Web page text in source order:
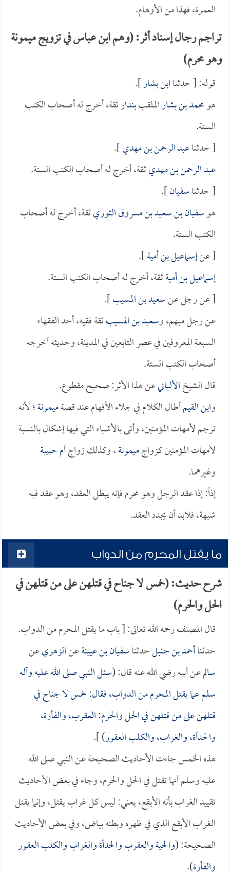
العمرة، فهذا من الأوهام.
تراجم رجال إسناد أثر: (وهم ابن عباس في تزويج ميمونة
وهو محرم)
قوله: [ حدثناابن بشار].
هومحمد بن بشارالملقببندارثقة، أخرج له أصحاب الكتب
الستة.
[ حدثناعبد الرحمن بن مهدي].
عبد الرحمن بن مهديثقة، أخرج له أصحاب الكتب الستة.
[ حدثناسفيان].
هوسفيان بن سعيد بن مسروق الثوريثقة، أخرج له أصحاب
الكتب الستة.
[ عنإسماعيل بن أمية].
إسماعيل بن أميةثقة، أخرج له أصحاب الكتب الستة.
[ عن رجل عنسعيد بن المسيب].
عن رجل مبهم، وسعيد بن المسيبثقة فقيه، أحد الفقهاء
السبعة المعروفين في عصر التابعين في المدينة، وحديثه أخرجه
أصحاب الكتب الستة.
قال الشيخالألبانيعن هذا الأثر: صحيح مقطوع.
وابن القيمأطال الكلام في جلاء الأفهام عند قصةميمونة؛ لأنه
ترجم لأمهات المؤمنين، وأتى بالأشياء التي فيها إشكال بالنسبة
لأمهات المؤمنين كزواجميمونة، وكذلك زواجأم حبيبة
وغيرهما.
إذاً: إذا عقد الرجل وهو محرم فإنه يبطل العقد، وهو عقد فيه
شبهة، فلابد أن يجدد العقد.
ما يقتل المحرم من الدواب
شرح حديث: (خمس لا جناح في قتلهن على من قتلهن في
الحل والحرم)
قال المصنف رحمه الله تعالى: [ باب ما يقتل المحرم من الدواب.
حدثناأحمد بن حنبلحدثناسفيان بن عيينةعنالزهريعن
سالمعن أبيه رضي الله عنه قال: (سئل النبي صلى الله عليه وآله
سلم عما يقتل المحرم من الدواب، فقال: خمس لا جناح في
قتلهن على من قتلهن في الحل والحرم: العقرب، والفأرة،
والحدأة، والغراب، والكلب العقور) ].
هذه الخمس جاءت الأحاديث الصحيحة عن النبي صلى الله
عليه وسلم أنها تقتل في الحل والحرم، وجاء في بعض الأحاديث
تقييد الغراب بأنه الأبقع، يعني: ليس كل غراب يقتل، وإنما يقتل
الغراب الأبقع الذي في ظهره وبطنه بياض، وفي بعض الأحاديث
الصحيحة: (والحية والعقرب والحدأة والغراب والكلب العقور
والفأرة).